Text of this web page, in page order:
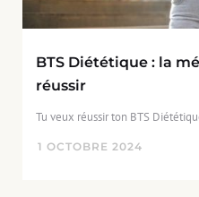
BTS Diététique : la
réussir
Tu veux réussir ton BTS
1 OCTOBRE 2024